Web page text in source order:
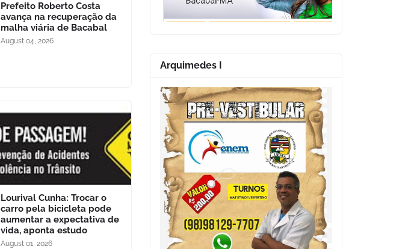
Prefeito Roberto Costa
avança na recuperação da
malha viária de Bacabal
August 04, 2026
Lourival Cunha: Trocar o
carro pela bicicleta pode
aumentar a expectativa de
vida, aponta estudo
August 01, 2026
Arquimedes I